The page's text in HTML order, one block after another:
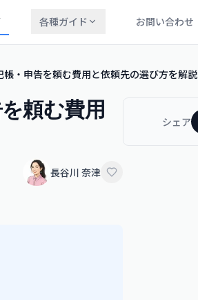
各種ガイド お問い合わせ
・申告を頼む費用と依頼先の選び方を解説
頼む費用
長谷川 奈津
シェア